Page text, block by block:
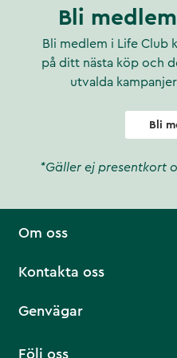
Bli
Bli medlem i Life Club
på ditt nästa köp och
utvalda
Bli
*Gäller ej presentkort
Om oss
Kontakta oss
Genvägar
Följ oss